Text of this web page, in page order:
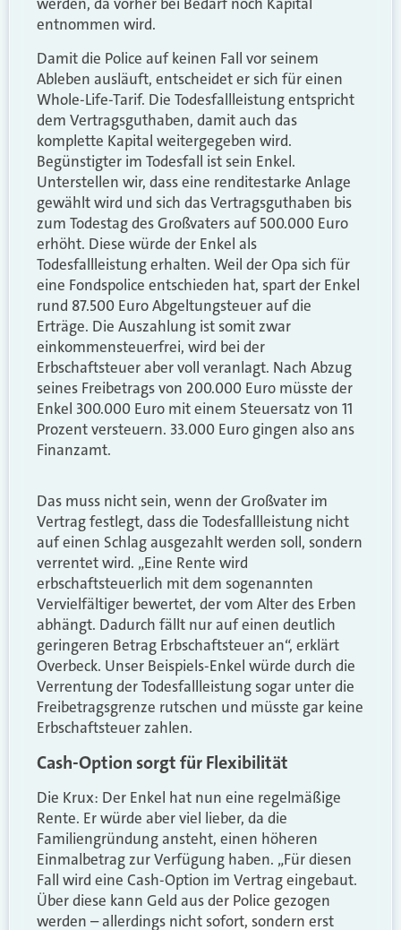
werden, da vorher bei Bedarf noch Kapital
entnommen wird.
Damit die Police auf keinen Fall vor seinem
Ableben ausläuft, entscheidet er sich für einen
Whole-Life-Tarif. Die Todesfallleistung entspricht
dem Vertragsguthaben, damit auch das
komplette Kapital weitergegeben wird.
Begünstigter im Todesfall ist sein Enkel.
Unterstellen wir, dass eine renditestarke Anlage
gewählt wird und sich das Vertragsguthaben bis
zum Todestag des Großvaters auf 500.000 Euro
erhöht. Diese würde der Enkel als
Todesfallleistung erhalten. Weil der Opa sich für
eine Fondspolice entschieden hat, spart der Enkel
rund 87.500 Euro Abgeltungsteuer auf die
Erträge. Die Auszahlung ist somit zwar
einkommensteuerfrei, wird bei der
Erbschaftsteuer aber voll veranlagt. Nach Abzug
seines Freibetrags von 200.000 Euro müsste der
Enkel 300.000 Euro mit einem Steuersatz von 11
Prozent versteuern. 33.000 Euro gingen also ans
Finanzamt.
Das muss nicht sein, wenn der Großvater im
Vertrag festlegt, dass die Todesfallleistung nicht
auf einen Schlag ausgezahlt werden soll, sondern
verrentet wird. „Eine Rente wird
erbschaftsteuerlich mit dem sogenannten
Vervielfältiger bewertet, der vom Alter des Erben
abhängt. Dadurch fällt nur auf einen deutlich
geringeren Betrag Erbschaftsteuer an“, erklärt
Overbeck. Unser Beispiels-Enkel würde durch die
Verrentung der Todesfallleistung sogar unter die
Freibetragsgrenze rutschen und müsste gar keine
Erbschaftsteuer zahlen.
Cash-Option sorgt für Flexibilität
Die Krux: Der Enkel hat nun eine regelmäßige
Rente. Er würde aber viel lieber, da die
Familiengründung ansteht, einen höheren
Einmalbetrag zur Verfügung haben. „Für diesen
Fall wird eine Cash-Option im Vertrag eingebaut.
Über diese kann Geld aus der Police gezogen
werden – allerdings nicht sofort, sondern erst